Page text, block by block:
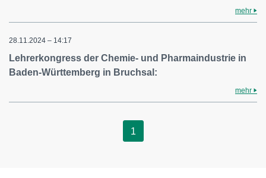
mehr
28.11.2024 – 14:17
Lehrerkongress der Chemie- und Pharmaindustrie in
Baden-Württemberg in Bruchsal:
mehr
1